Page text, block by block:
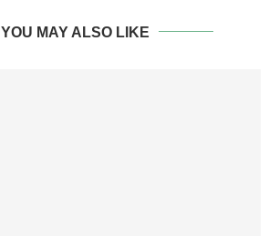
YOU MAY ALSO LIKE